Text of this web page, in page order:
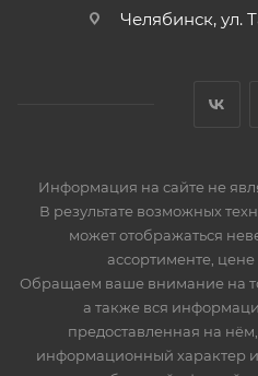
Челябинск, ул.
Информация на сайте не
В результате возможных
может отображаться
ассортименте,
Обращаем ваше внимание на
а также вся
предоставленная на
информационный характер